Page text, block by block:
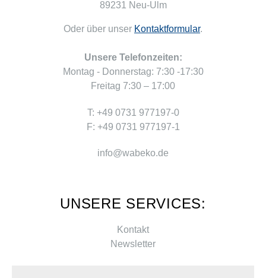
89231 Neu-Ulm
Oder über unser Kontaktformular.
Unsere Telefonzeiten:
Montag - Donnerstag: 7:30 -17:30
Freitag 7:30 – 17:00
T: +49 0731 977197-0
F: +49 0731 977197-1
info@wabeko.de
UNSERE SERVICES:
Kontakt
Newsletter